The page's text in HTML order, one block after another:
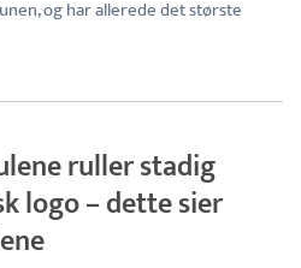
og har allerede det største
ruller stadig
logo – dette sier